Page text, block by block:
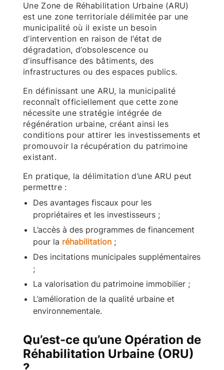
Une Zone de Réhabilitation Urbaine (ARU)
est une zone territoriale délimitée par une
municipalité où il existe un besoin
d’intervention en raison de l’état de
dégradation, d’obsolescence ou
d’insuffisance des bâtiments, des
infrastructures ou des espaces publics.
En définissant une ARU, la municipalité
reconnaît officiellement que cette zone
nécessite une stratégie intégrée de
régénération urbaine, créant ainsi les
conditions pour attirer les investissements et
promouvoir la récupération du patrimoine
existant.
En pratique, la délimitation d’une ARU peut
permettre :
Des avantages fiscaux pour les
propriétaires et les investisseurs ;
L’accès à des programmes de financement
pour la réhabilitation;
Des incitations municipales supplémentaires
;
La valorisation du patrimoine immobilier ;
L’amélioration de la qualité urbaine et
environnementale.
Qu’est-ce qu’une Opération de
Réhabilitation Urbaine (ORU)